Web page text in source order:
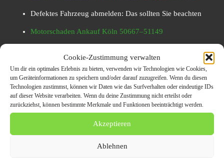
Cookie-Zustimmung verwalten
Um dir ein optimales Erlebnis zu bieten, verwenden wir Technologien wie Cookies,
um Geräteinformationen zu speichern und/oder darauf zuzugreifen. Wenn du diesen
Technologien zustimmst, können wir Daten wie das Surfverhalten oder eindeutige IDs
auf dieser Website verarbeiten. Wenn du deine Zustimmung nicht erteilst oder
zurückziehst, können bestimmte Merkmale und Funktionen beeinträchtigt werden.
Akzeptieren
Ablehnen
Defektes Fahrzeug abmelden: Das sollten Sie beachten
Motorschaden Ankauf Köln 50667–51149
Motorschaden-Ankauf
Fahrzeuge mit Motorschaden sind keineswegs
wertlos. Modelle wie der Audi A4, BMW 3er oder
VW Golf sind trotz technischer Defekte äußerst
gefragt – vor allem für Ersatzteilgewinnung und
Export. Wer seinen Wagen mit Motorschaden